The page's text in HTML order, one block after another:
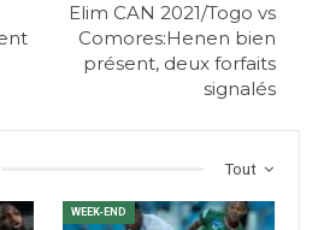
Elim CAN 2021/Togo vs
Comores:Henen bien
présent, deux forfaits
signalés
Tout
WEEK-END